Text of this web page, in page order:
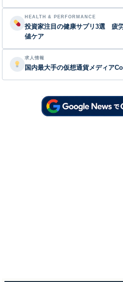
HEALTH & PERFORMANCE
投資家注目の健康サプリ3選 疲
値ケア
求人情報
国内最大手の仮想通貨メディア